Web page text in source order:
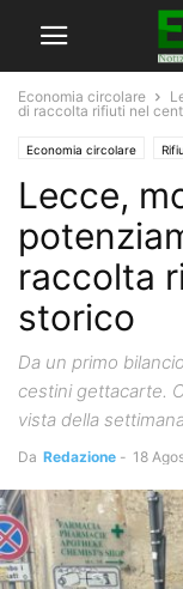
Economia circolare
di raccolta rifiuti nel
Economia circolare
Lecce,
raccolta
storico
Da un primo
cestini gettacarte.
vista della
Da Redazione - 18